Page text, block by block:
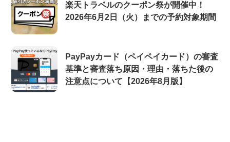
楽天トラベルのクーポン祭が開催中！
2026年6月2日（火）までの予約対象期間
PayPayカード（ペイペイカード）の審査
基準と審査落ち原因・理由・落ちた後の
注意点について【2026年8月版】